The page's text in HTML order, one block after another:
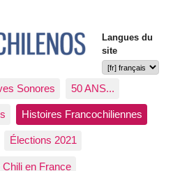
Langues du
site
Sonores 50 ANS...
Histoires Francochiliennes
Élections 2021
Chili en France